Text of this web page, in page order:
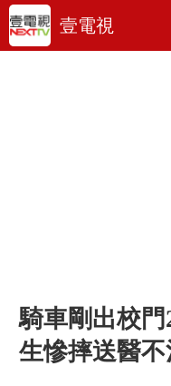
壹電視
騎車剛出校
生慘摔送醫不